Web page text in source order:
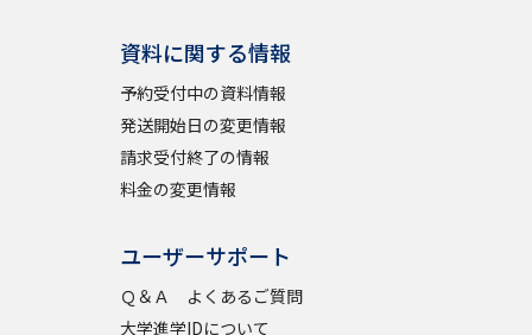
資料に関する情報
予約受付中の資料情報
発送開始日の変更情報
請求受付終了の情報
料金の変更情報
ユーザーサポート
Ｑ＆Ａ よくあるご質問
大学進学IDについて